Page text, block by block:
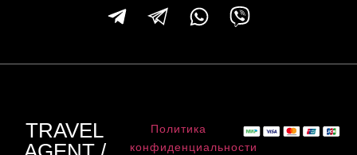
TRAVEL
Политика
конфиденциальности